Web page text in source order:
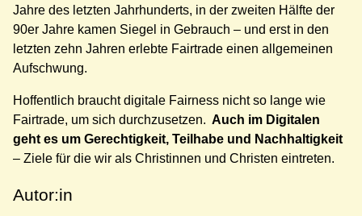
Jahre des letzten Jahrhunderts, in der zweiten Hälfte der
90er Jahre kamen Siegel in Gebrauch – und erst in den
letzten zehn Jahren erlebte Fairtrade einen allgemeinen
Aufschwung.
Hoffentlich braucht digitale Fairness nicht so lange wie
Fairtrade, um sich durchzusetzen. Auch im Digitalen
geht es um Gerechtigkeit, Teilhabe und Nachhaltigkeit
– Ziele für die wir als Christinnen und Christen eintreten.
Autor:in